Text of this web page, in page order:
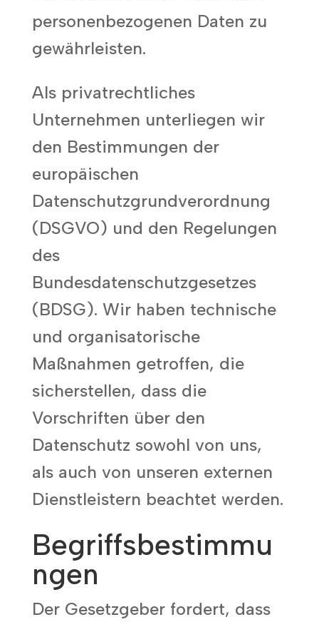
personenbezogenen Daten zu
gewährleisten.
Als privatrechtliches
Unternehmen unterliegen wir
den Bestimmungen der
europäischen
Datenschutzgrundverordnung
(DSGVO) und den Regelungen
des
Bundesdatenschutzgesetzes
(BDSG). Wir haben technische
und organisatorische
Maßnahmen getroffen, die
sicherstellen, dass die
Vorschriften über den
Datenschutz sowohl von uns,
als auch von unseren externen
Dienstleistern beachtet werden.
Begriffsbestimmu
ngen
Der Gesetzgeber fordert, dass